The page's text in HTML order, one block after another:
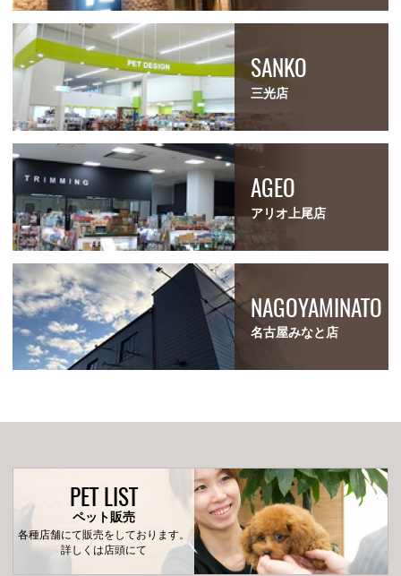
SANKO
三光店
AGEO
アリオ上尾店
NAGOYAMINATO
名古屋みなと店
PET LIST
ペット販売
各種店舗にて販売をしております。
詳しくは店頭にて